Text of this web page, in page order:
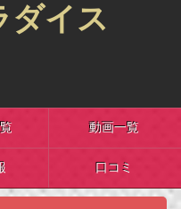
ダイス
動画一覧
口コミ